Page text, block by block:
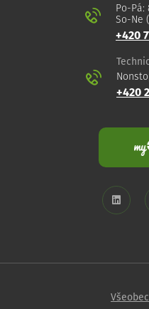
Po-Pá:
So-Ne
+420
+420